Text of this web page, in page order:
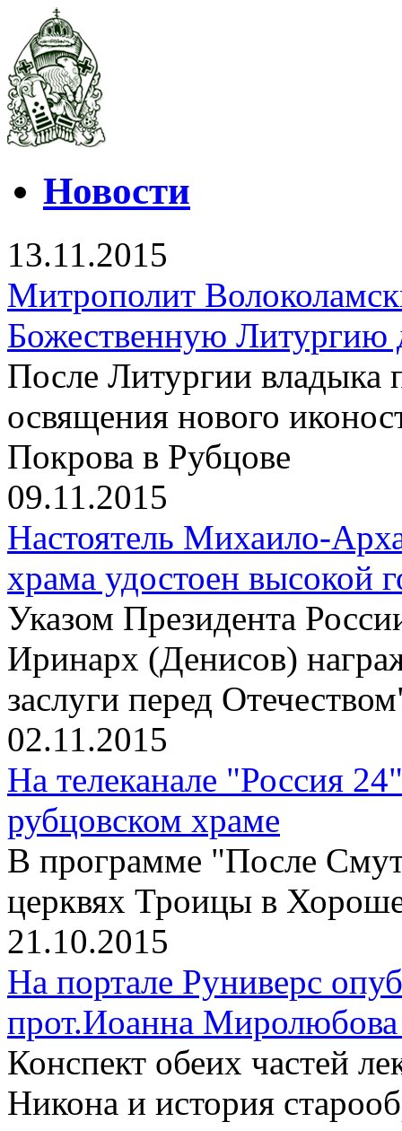
Новости
13.11.2015
Митрополит
Божественную Литургию
После Литургии владыка
освящения нового
Покрова в Рубцове
09.11.2015
Настоятель Михаило-
храма удостоен высокой
Указом Президента
Иринарх (Денисов)
заслуги перед
02.11.2015
На телеканале "Россия
рубцовском храме
В программе "После
церквях Троицы в
21.10.2015
На портале Руниверс
прот.Иоанна Миролюбова
Конспект обеих частей
Никона и история